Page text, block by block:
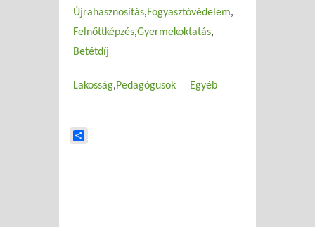
Újrahasznosítás Fogyasztóvédelem
Felnőttképzés Gyermekoktatás
Betétdíj
Lakosság Pedagógusok Egyéb